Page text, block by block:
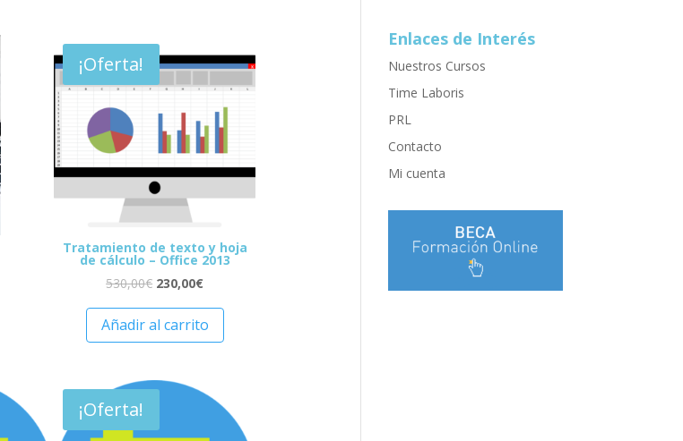
¡Oferta!
Tratamiento de texto y hoja
de cálculo – Office 2013
530,00€ 230,00€
Añadir al carrito
¡Oferta!
Enlaces de Interés
Nuestros Cursos
Time Laboris
PRL
Contacto
Mi cuenta